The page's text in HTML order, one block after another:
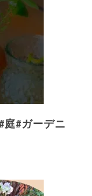
#ガーデニ